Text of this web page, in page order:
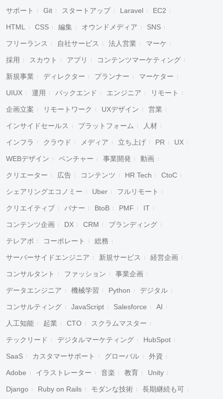
サポート Git スタートアップ Laravel EC2
HTML CSS 編集 オウンドメディア SNS
フリーランス 自社サービス 法人営業 マーケ
採用 スカウト アプリ コンテンツマーケティング
新規事業 ディレクター プランナー マーケター
UIUX 運用 バックエンド エンジニア リモート
企画立案 リモートワーク UXデザイン 営業
インサイドセールス プラットフォーム 人材
インフラ クラウド メディア 立ち上げ PR UX
WEBデザイン ベンチャー 事業開発 動画
クリエーター 広告 コンテンツ HR Tech CtoC
シェアリングエコノミー Uber フルリモート
クリエイティブ バナー BtoB PMF IT
コンテンツ企画 DX CRM ブランディング
テレアポ コーポレート 総務
サーバーサイドエンジニア 新規サービス 経営企画
コンサルタント ファッション 事業企画
データエンジニア 機械学習 Python デジタル
コンサルティング JavaScript Salesforce AI
人工知能 起業 CTO スクラムマスター
テックリード デジタルマーケティング HubSpot
SaaS カスタマーサポート グローバル 外資
Adobe イラストレーター 音楽 教育 Unity
Django Ruby on Rails モダンな技術 長期継続も可